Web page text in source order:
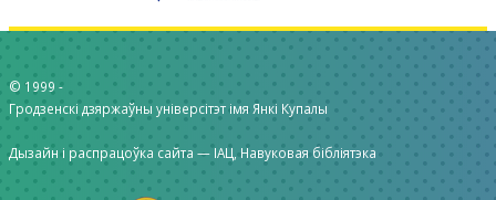
© 1999 -
Гродзенскі дзяржаўны універсітэт імя Янкі Купалы
Дызайн і распрацоўка сайта — ІАЦ, Навуковая бібліятэка